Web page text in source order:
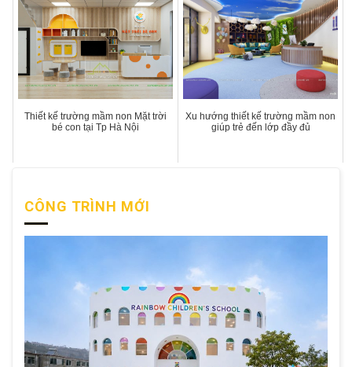
Thiết kế trường mầm non Mặt trời
bé con tại Tp Hà Nội
Xu hướng thiết kế trường mầm non
giúp trẻ đến lớp đầy đủ
CÔNG TRÌNH MỚI